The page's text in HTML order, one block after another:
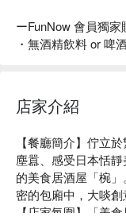
ーFunNow 會員獨家
・無酒精飲料 or 啤
店家介紹
【餐廳簡介】佇立
塵囂、感受日本恬
的美食居酒屋「椀
密的包廂中，大啖創
【店家氛圍】「美